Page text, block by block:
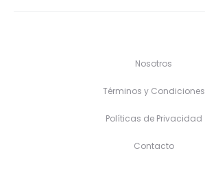
Nosotros
Términos y Condiciones
Políticas de Privacidad
Contacto